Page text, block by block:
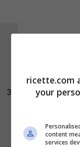
3
Aggiungete
olio
passaggio
Versate il
Se
ricette.com
your
content
services